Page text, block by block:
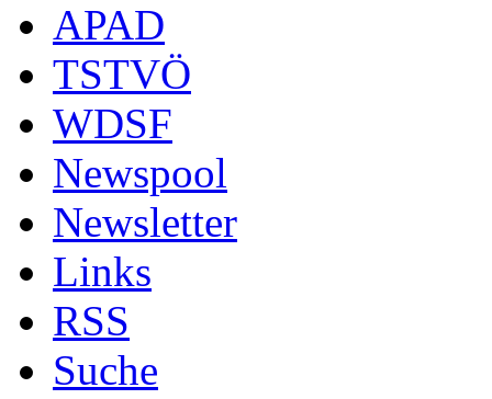
APAD
TSTVÖ
WDSF
Newspool
Newsletter
Links
RSS
Suche